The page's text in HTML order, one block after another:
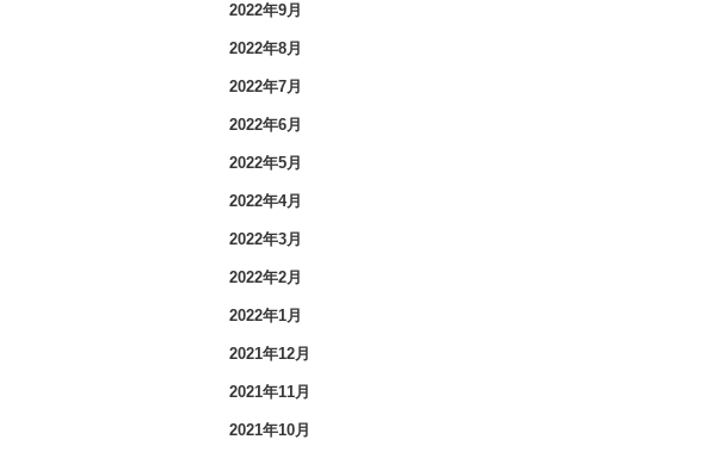
2022年9月
2022年8月
2022年7月
2022年6月
2022年5月
2022年4月
2022年3月
2022年2月
2022年1月
2021年12月
2021年11月
2021年10月